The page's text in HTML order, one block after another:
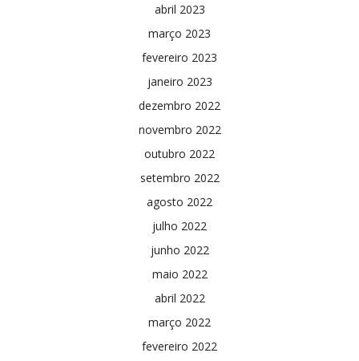
abril 2023
março 2023
fevereiro 2023
janeiro 2023
dezembro 2022
novembro 2022
outubro 2022
setembro 2022
agosto 2022
julho 2022
junho 2022
maio 2022
abril 2022
março 2022
fevereiro 2022